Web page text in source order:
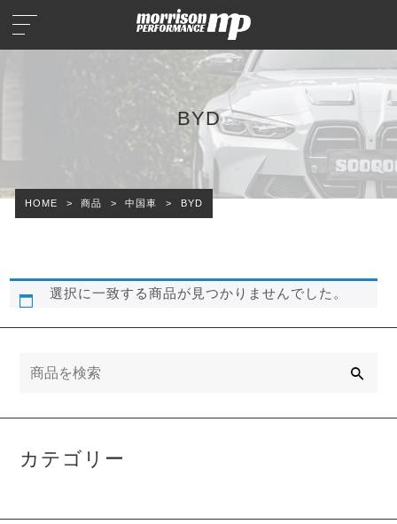
BYD
HOME > 商品 > 中国車 > BYD
選択に一致する商品が見つかりませんでした。
カテゴリー